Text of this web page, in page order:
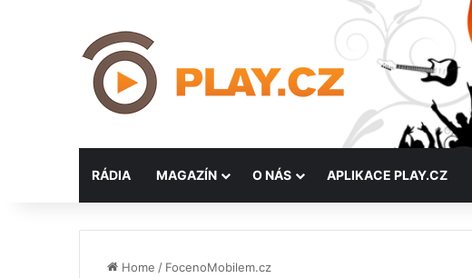
RÁDIA MAGAZÍN O NÁS APLIKACE PLAY.CZ
Home / FocenoMobilem.cz